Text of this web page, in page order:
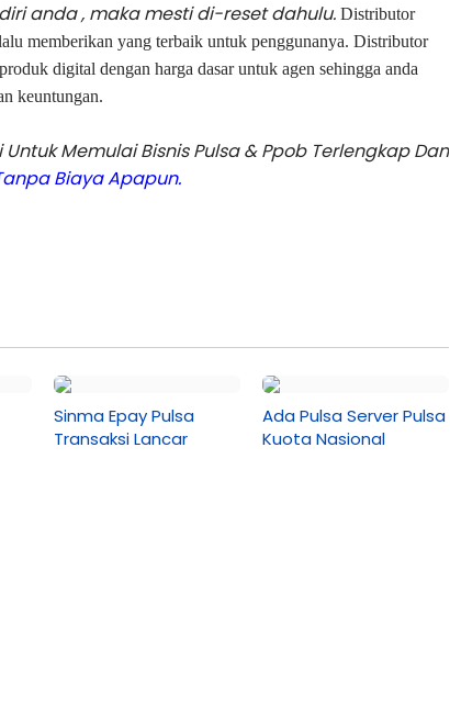
anda , maka mesti di-reset dahulu. Distributor
memberikan yang terbaik untuk penggunanya. Distributor
digital dengan harga dasar untuk agen sehingga anda
keuntungan.
Memulai Bisnis Pulsa & Ppob Terlengkap Dan
Biaya Apapun.
Sinma Epay Pulsa
Transaksi Lancar
Ada Pulsa Server Pulsa
Kuota Nasional